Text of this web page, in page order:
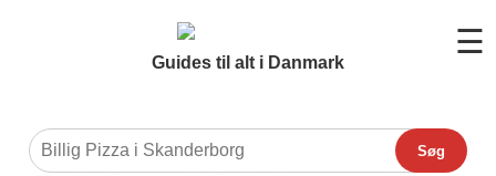
Guides til alt i Danmark
☰
Søg